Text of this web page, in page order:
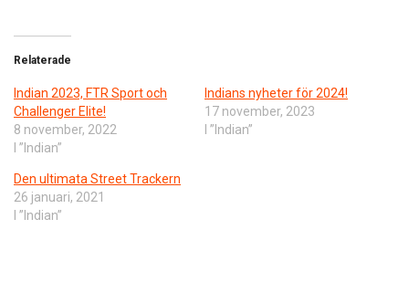
Relaterade
Indian 2023, FTR Sport och
Challenger Elite!
8 november, 2022
I ”Indian”
Indians nyheter för 2024!
17 november, 2023
I ”Indian”
Den ultimata Street Trackern
26 januari, 2021
I ”Indian”